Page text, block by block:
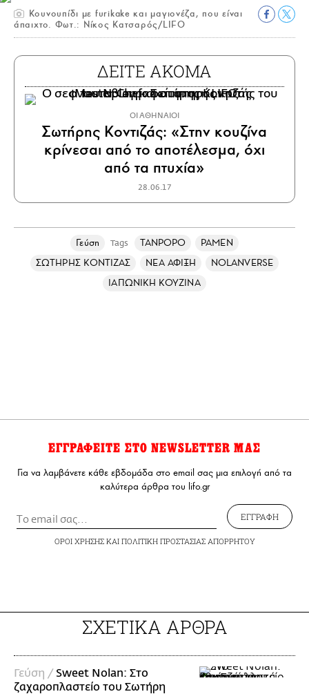
Κουνουπίδι με furikake και μαγιονέζα, που είναι
άπαιχτο. Φωτ.: Νίκος Κατσαρός/LIFO
ΔΕΙΤΕ ΑΚΟΜΑ
ΟΙ ΑΘΗΝΑΙΟΙ
Σωτήρης Κοντιζάς: «Στην κουζίνα
κρίνεσαι από το αποτέλεσμα, όχι
από τα πτυχία»
28.06.17
Γεύση Tags TANPOPO
ΡΑΜΕΝ
ΣΩΤΗΡΗΣ ΚΟΝΤΙΖΑΣ
ΝΕΑ ΑΦΙΞΗ
NOLANVERSE
ΙΑΠΩΝΙΚΗ ΚΟΥΖΙΝΑ
ΕΓΓΡΑΦΕΙΤΕ ΣΤΟ NEWSLETTER ΜΑΣ
Για να λαμβάνετε κάθε εβδομάδα στο email σας μια επιλογή από τα
καλύτερα άρθρα του lifo.gr
ΕΓΓΡΑΦΗ
ΟΡΟΙ ΧΡΗΣΗΣΚΑΙ ΠΟΛΙΤΙΚΗ ΠΡΟΣΤΑΣΙΑΣ ΑΠΟΡΡΗΤΟΥ
ΣΧΕΤΙΚΑ ΑΡΘΡΑ
Γεύση / Sweet Nolan: Στο
ζαχαροπλαστείο του Σωτήρη